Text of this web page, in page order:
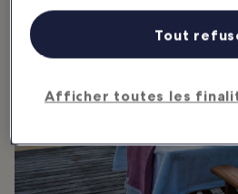
Afficher toutes les
Tout